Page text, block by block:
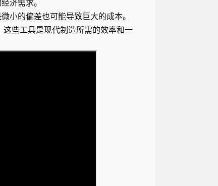
济需求。
小的偏差也可能导致巨大的成本。
些工具是现代制造所需的效率和一